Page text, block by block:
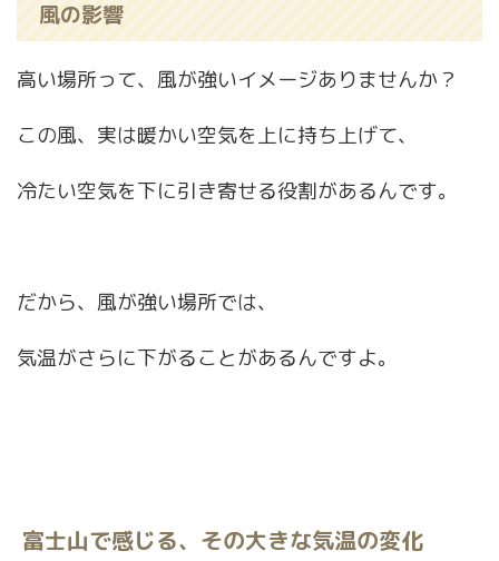
風の影響
高い場所って、風が強いイメージありませんか？
この風、実は暖かい空気を上に持ち上げて、
冷たい空気を下に引き寄せる役割があるんです。
だから、風が強い場所では、
気温がさらに下がることがあるんですよ。
富士山で感じる、その大きな気温の変化